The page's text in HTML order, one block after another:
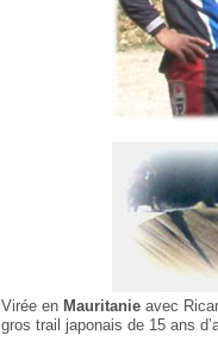
Virée en Mauritanie avec
gros trail japonais de 15 ans